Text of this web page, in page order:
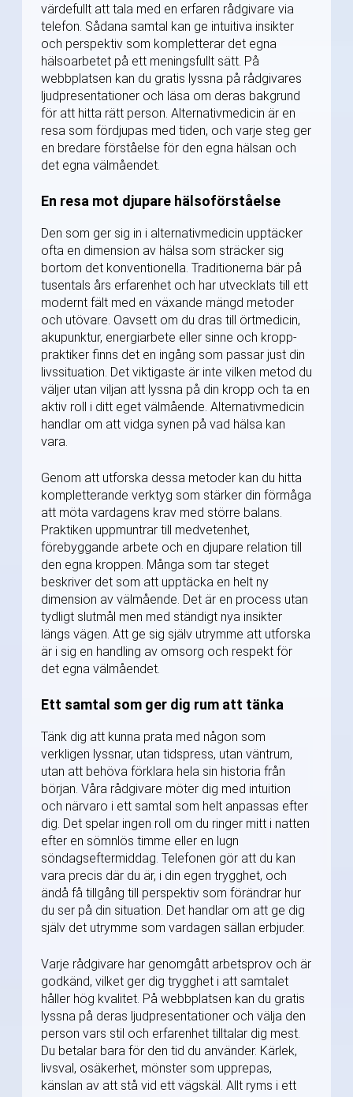
värdefullt att tala med en erfaren rådgivare via
telefon. Sådana samtal kan ge intuitiva insikter
och perspektiv som kompletterar det egna
hälsoarbetet på ett meningsfullt sätt. På
webbplatsen kan du gratis lyssna på rådgivares
ljudpresentationer och läsa om deras bakgrund
för att hitta rätt person. Alternativmedicin är en
resa som fördjupas med tiden, och varje steg ger
en bredare förståelse för den egna hälsan och
det egna välmåendet.
En resa mot djupare hälsoförståelse
Den som ger sig in i alternativmedicin upptäcker
ofta en dimension av hälsa som sträcker sig
bortom det konventionella. Traditionerna bär på
tusentals års erfarenhet och har utvecklats till ett
modernt fält med en växande mängd metoder
och utövare. Oavsett om du dras till örtmedicin,
akupunktur, energiarbete eller sinne och kropp-
praktiker finns det en ingång som passar just din
livssituation. Det viktigaste är inte vilken metod du
väljer utan viljan att lyssna på din kropp och ta en
aktiv roll i ditt eget välmående. Alternativmedicin
handlar om att vidga synen på vad hälsa kan
vara.
Genom att utforska dessa metoder kan du hitta
kompletterande verktyg som stärker din förmåga
att möta vardagens krav med större balans.
Praktiken uppmuntrar till medvetenhet,
förebyggande arbete och en djupare relation till
den egna kroppen. Många som tar steget
beskriver det som att upptäcka en helt ny
dimension av välmående. Det är en process utan
tydligt slutmål men med ständigt nya insikter
längs vägen. Att ge sig själv utrymme att utforska
är i sig en handling av omsorg och respekt för
det egna välmåendet.
Ett samtal som ger dig rum att tänka
Tänk dig att kunna prata med någon som
verkligen lyssnar, utan tidspress, utan väntrum,
utan att behöva förklara hela sin historia från
början. Våra rådgivare möter dig med intuition
och närvaro i ett samtal som helt anpassas efter
dig. Det spelar ingen roll om du ringer mitt i natten
efter en sömnlös timme eller en lugn
söndagseftermiddag. Telefonen gör att du kan
vara precis där du är, i din egen trygghet, och
ändå få tillgång till perspektiv som förändrar hur
du ser på din situation. Det handlar om att ge dig
själv det utrymme som vardagen sällan erbjuder.
Varje rådgivare har genomgått arbetsprov och är
godkänd, vilket ger dig trygghet i att samtalet
håller hög kvalitet. På webbplatsen kan du gratis
lyssna på deras ljudpresentationer och välja den
person vars stil och erfarenhet tilltalar dig mest.
Du betalar bara för den tid du använder. Kärlek,
livsval, osäkerhet, mönster som upprepas,
känslan av att stå vid ett vägskäl. Allt ryms i ett